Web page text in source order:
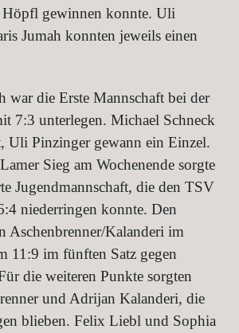
Höpfl gewinnen konnte. Uli
Jumah konnten jeweils einen
war die Erste Mannschaft bei der
7:3 unterlegen. Michael Schneck
Uli Pinzinger gewann ein Einzel.
Sieg am Wochenende sorgte
Jugendmannschaft, die den TSV
niederringen konnte. Den
Aschenbrenner/Kalanderi im
11:9 im fünften Satz gegen
die weiteren Punkte sorgten
und Adrijan Kalanderi, die
blieben. Felix Liebl und Sophia